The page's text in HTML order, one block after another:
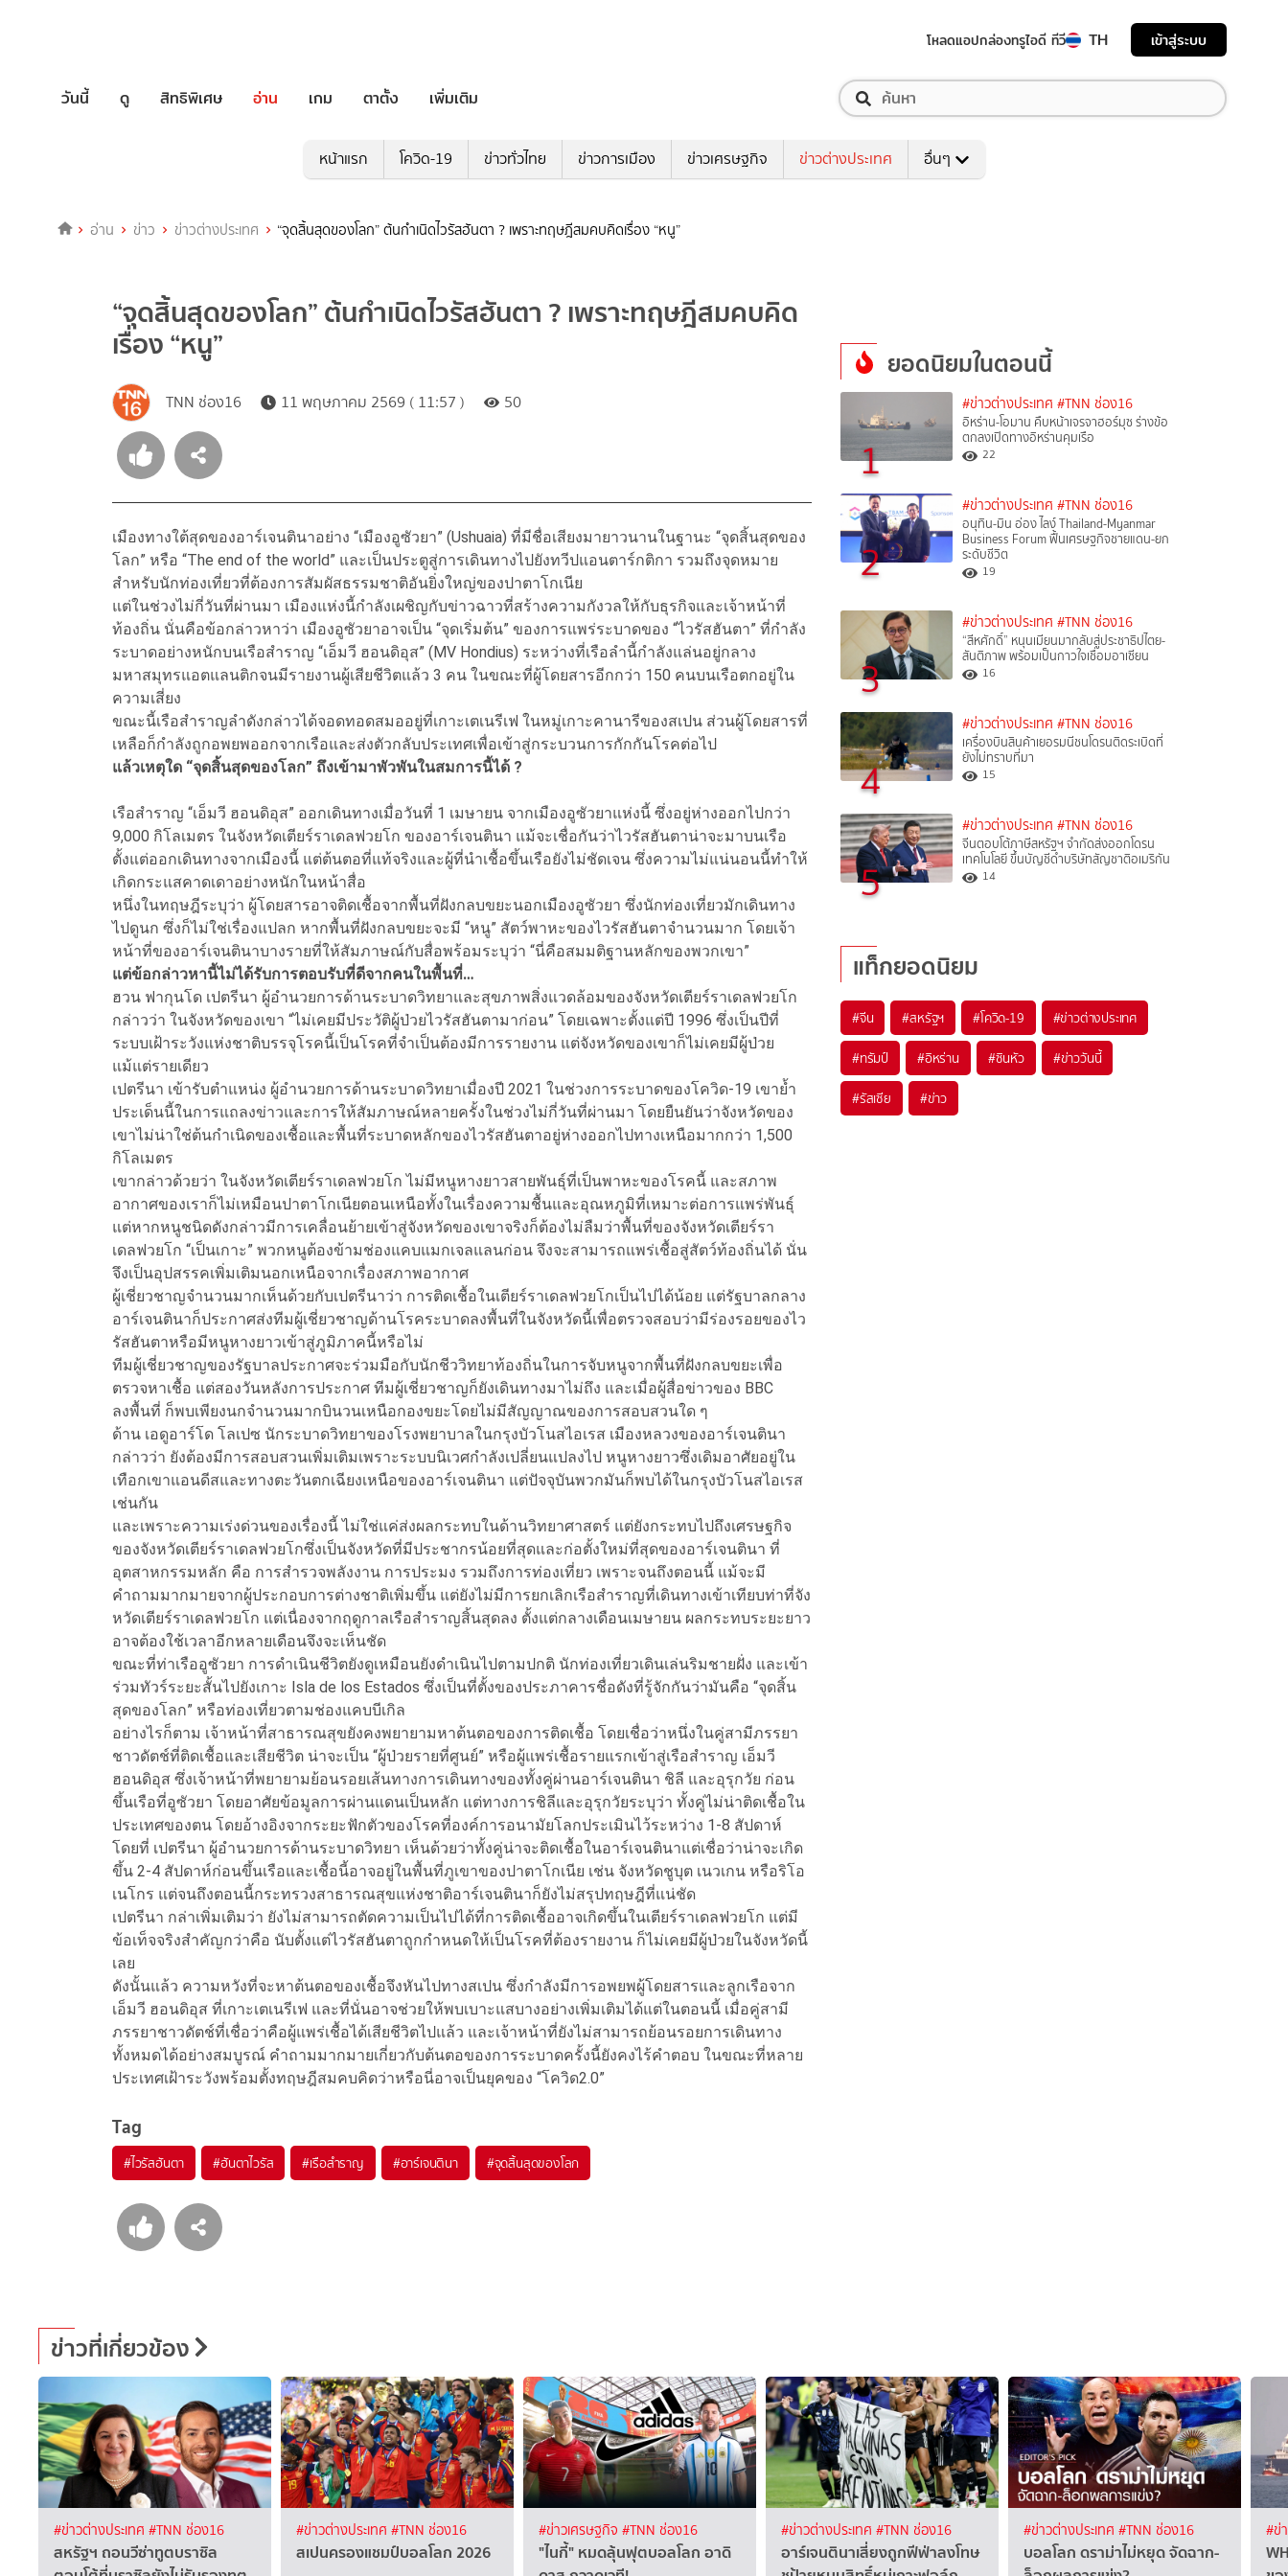
โหลดแอปกล่องทรูไอดี ทีวี TH เข้าสู่ระบบ
วันนี้ ดู สิทธิพิเศษ อ่าน เกม ตาตั้ง เพิ่มเติม
หน้าแรก โควิด-19 ข่าวทั่วไทย ข่าวการเมือง ข่าวเศรษฐกิจ ข่าวต่างประเทศ อื่นๆ
อ่าน ข่าว ข่าวต่างประเทศ “จุดสิ้นสุดของโลก” ต้นกำเนิดไวรัสฮันตา ? เพราะทฤษฎีสมคบคิดเรื่อง “หนู”
“จุดสิ้นสุดของโลก” ต้นกำเนิดไวรัสฮันตา ? เพราะทฤษฎีสมคบคิด
เรื่อง “หนู”
TNN ช่อง16 11 พฤษภาคม 2569 ( 11:57 ) 50
เมืองทางใต้สุดของอาร์เจนตินาอย่าง “เมืองอูซัวยา” (Ushuaia) ที่มีชื่อเสียงมายาวนานในฐานะ “จุดสิ้นสุดของ
โลก” หรือ “The end of the world” และเป็นประตูสู่การเดินทางไปยังทวีปแอนตาร์กติกา รวมถึงจุดหมาย
สำหรับนักท่องเที่ยวที่ต้องการสัมผัสธรรมชาติอันยิ่งใหญ่ของปาตาโกเนีย
แต่ในช่วงไม่กี่วันที่ผ่านมา เมืองแห่งนี้กำลังเผชิญกับข่าวฉาวที่สร้างความกังวลให้กับธุรกิจและเจ้าหน้าที่
ท้องถิ่น นั่นคือข้อกล่าวหาว่า เมืองอูซัวยาอาจเป็น “จุดเริ่มต้น” ของการแพร่ระบาดของ “ไวรัสฮันตา” ที่กำลัง
ระบาดอย่างหนักบนเรือสำราญ “เอ็มวี ฮอนดิอุส” (MV Hondius) ระหว่างที่เรือลำนี้กำลังแล่นอยู่กลาง
มหาสมุทรแอตแลนติกจนมีรายงานผู้เสียชีวิตแล้ว 3 คน ในขณะที่ผู้โดยสารอีกกว่า 150 คนบนเรือตกอยู่ใน
ความเสี่ยง
ขณะนี้เรือสำราญลำดังกล่าวได้จอดทอดสมออยู่ที่เกาะเตเนรีเฟ ในหมู่เกาะคานารีของสเปน ส่วนผู้โดยสารที่
เหลือก็กำลังถูกอพยพออกจากเรือและส่งตัวกลับประเทศเพื่อเข้าสู่กระบวนการกักกันโรคต่อไป
แล้วเหตุใด “จุดสิ้นสุดของโลก” ถึงเข้ามาพัวพันในสมการนี้ได้ ?
เรือสำราญ “เอ็มวี ฮอนดิอุส” ออกเดินทางเมื่อวันที่ 1 เมษายน จากเมืองอูซัวยาแห่งนี้ ซึ่งอยู่ห่างออกไปกว่า
9,000 กิโลเมตร ในจังหวัดเตียร์ราเดลฟวยโก ของอาร์เจนตินา แม้จะเชื่อกันว่าไวรัสฮันตาน่าจะมาบนเรือ
ตั้งแต่ออกเดินทางจากเมืองนี้ แต่ต้นตอที่แท้จริงและผู้ที่นำเชื้อขึ้นเรือยังไม่ชัดเจน ซึ่งความไม่แน่นอนนี้ทำให้
เกิดกระแสคาดเดาอย่างหนักในหน้าสื่อ
หนึ่งในทฤษฎีระบุว่า ผู้โดยสารอาจติดเชื้อจากพื้นที่ฝังกลบขยะนอกเมืองอูซัวยา ซึ่งนักท่องเที่ยวมักเดินทาง
ไปดูนก ซึ่งก็ไม่ใช่เรื่องแปลก หากพื้นที่ฝังกลบขยะจะมี “หนู” สัตว์พาหะของไวรัสฮันตาจำนวนมาก โดยเจ้า
หน้าที่ของอาร์เจนตินาบางรายที่ให้สัมภาษณ์กับสื่อพร้อมระบุว่า “นี่คือสมมติฐานหลักของพวกเขา”
แต่ข้อกล่าวหานี้ไม่ได้รับการตอบรับที่ดีจากคนในพื้นที่…
ฮวน ฟากุนโด เปตรีนา ผู้อำนวยการด้านระบาดวิทยาและสุขภาพสิ่งแวดล้อมของจังหวัดเตียร์ราเดลฟวยโก
กล่าวว่า ในจังหวัดของเขา “ไม่เคยมีประวัติผู้ป่วยไวรัสฮันตามาก่อน” โดยเฉพาะตั้งแต่ปี 1996 ซึ่งเป็นปีที่
ระบบเฝ้าระวังแห่งชาติบรรจุโรคนี้เป็นโรคที่จำเป็นต้องมีการรายงาน แต่จังหวัดของเขาก็ไม่เคยมีผู้ป่วย
แม้แต่รายเดียว
เปตรีนา เข้ารับตำแหน่ง ผู้อำนวยการด้านระบาดวิทยาเมื่องปี 2021 ในช่วงการระบาดของโควิด-19 เขาย้ำ
ประเด็นนี้ในการแถลงข่าวและการให้สัมภาษณ์หลายครั้งในช่วงไม่กี่วันที่ผ่านมา โดยยืนยันว่าจังหวัดของ
เขาไม่น่าใช่ต้นกำเนิดของเชื้อและพื้นที่ระบาดหลักของไวรัสฮันตาอยู่ห่างออกไปทางเหนือมากกว่า 1,500
กิโลเมตร
เขากล่าวด้วยว่า ในจังหวัดเตียร์ราเดลฟวยโก ไม่มีหนูหางยาวสายพันธุ์ที่เป็นพาหะของโรคนี้ และสภาพ
อากาศของเราก็ไม่เหมือนปาตาโกเนียตอนเหนือทั้งในเรื่องความชื้นและอุณหภูมิที่เหมาะต่อการแพร่พันธุ์
แต่หากหนูชนิดดังกล่าวมีการเคลื่อนย้ายเข้าสู่จังหวัดของเขาจริงก็ต้องไม่ลืมว่าพื้นที่ของจังหวัดเตียร์รา
เดลฟวยโก “เป็นเกาะ” พวกหนูต้องข้ามช่องแคบแมกเจลแลนก่อน จึงจะสามารถแพร่เชื้อสู่สัตว์ท้องถิ่นได้ นั่น
จึงเป็นอุปสรรคเพิ่มเติมนอกเหนือจากเรื่องสภาพอากาศ
ผู้เชี่ยวชาญจำนวนมากเห็นด้วยกับเปตรีนาว่า การติดเชื้อในเตียร์ราเดลฟวยโกเป็นไปได้น้อย แต่รัฐบาลกลาง
อาร์เจนตินาก็ประกาศส่งทีมผู้เชี่ยวชาญด้านโรคระบาดลงพื้นที่ในจังหวัดนี้เพื่อตรวจสอบว่ามีร่องรอยของไว
รัสฮันตาหรือมีหนูหางยาวเข้าสู่ภูมิภาคนี้หรือไม่
ทีมผู้เชี่ยวชาญของรัฐบาลประกาศจะร่วมมือกับนักชีววิทยาท้องถิ่นในการจับหนูจากพื้นที่ฝังกลบขยะเพื่อ
ตรวจหาเชื้อ แต่สองวันหลังการประกาศ ทีมผู้เชี่ยวชาญก็ยังเดินทางมาไม่ถึง และเมื่อผู้สื่อข่าวของ BBC
ลงพื้นที่ ก็พบเพียงนกจำนวนมากบินวนเหนือกองขยะโดยไม่มีสัญญาณของการสอบสวนใด ๆ
ด้าน เอดูอาร์โด โลเปซ นักระบาดวิทยาของโรงพยาบาลในกรุงบัวโนสไอเรส เมืองหลวงของอาร์เจนตินา
กล่าวว่า ยังต้องมีการสอบสวนเพิ่มเติมเพราะระบบนิเวศกำลังเปลี่ยนแปลงไป หนูหางยาวซึ่งเดิมอาศัยอยู่ใน
เทือกเขาแอนดีสและทางตะวันตกเฉียงเหนือของอาร์เจนตินา แต่ปัจจุบันพวกมันก็พบได้ในกรุงบัวโนสไอเรส
เช่นกัน
และเพราะความเร่งด่วนของเรื่องนี้ ไม่ใช่แค่ส่งผลกระทบในด้านวิทยาศาสตร์ แต่ยังกระทบไปถึงเศรษฐกิจ
ของจังหวัดเตียร์ราเดลฟวยโกซึ่งเป็นจังหวัดที่มีประชากรน้อยที่สุดและก่อตั้งใหม่ที่สุดของอาร์เจนตินา ที่
อุตสาหกรรมหลัก คือ การสำรวจพลังงาน การประมง รวมถึงการท่องเที่ยว เพราะจนถึงตอนนี้ แม้จะมี
คำถามมากมายจากผู้ประกอบการต่างชาติเพิ่มขึ้น แต่ยังไม่มีการยกเลิกเรือสำราญที่เดินทางเข้าเทียบท่าที่จัง
หวัดเตียร์ราเดลฟวยโก แต่เนื่องจากฤดูกาลเรือสำราญสิ้นสุดลง ตั้งแต่กลางเดือนเมษายน ผลกระทบระยะยาว
อาจต้องใช้เวลาอีกหลายเดือนจึงจะเห็นชัด
ขณะที่ท่าเรืออูซัวยา การดำเนินชีวิตยังดูเหมือนยังดำเนินไปตามปกติ นักท่องเที่ยวเดินเล่นริมชายฝั่ง และเข้า
ร่วมทัวร์ระยะสั้นไปยังเกาะ Isla de los Estados ซึ่งเป็นที่ตั้งของประภาคารชื่อดังที่รู้จักกันว่ามันคือ “จุดสิ้น
สุดของโลก” หรือท่องเที่ยวตามช่องแคบบีเกิล
อย่างไรก็ตาม เจ้าหน้าที่สาธารณสุขยังคงพยายามหาต้นตอของการติดเชื้อ โดยเชื่อว่าหนึ่งในคู่สามีภรรยา
ชาวดัตช์ที่ติดเชื้อและเสียชีวิต น่าจะเป็น “ผู้ป่วยรายที่ศูนย์” หรือผู้แพร่เชื้อรายแรกเข้าสู่เรือสำราญ เอ็มวี
ฮอนดิอุส ซึ่งเจ้าหน้าที่พยายามย้อนรอยเส้นทางการเดินทางของทั้งคู่ผ่านอาร์เจนตินา ชิลี และอุรุกวัย ก่อน
ขึ้นเรือที่อูซัวยา โดยอาศัยข้อมูลการผ่านแดนเป็นหลัก แต่ทางการชิลีและอุรุกวัยระบุว่า ทั้งคู่ไม่น่าติดเชื้อใน
ประเทศของตน โดยอ้างอิงจากระยะฟักตัวของโรคที่องค์การอนามัยโลกประเมินไว้ระหว่าง 1-8 สัปดาห์
โดยที่ เปตรีนา ผู้อำนวยการด้านระบาดวิทยา เห็นด้วยว่าทั้งคู่น่าจะติดเชื้อในอาร์เจนตินาแต่เชื่อว่าน่าจะเกิด
ขึ้น 2-4 สัปดาห์ก่อนขึ้นเรือและเชื้อนี้อาจอยู่ในพื้นที่ภูเขาของปาตาโกเนีย เช่น จังหวัดชูบุต เนวเกน หรือริโอ
เนโกร แต่จนถึงตอนนี้กระทรวงสาธารณสุขแห่งชาติอาร์เจนตินาก็ยังไม่สรุปทฤษฎีที่แน่ชัด
เปตรีนา กล่าเพิ่มเติมว่า ยังไม่สามารถตัดความเป็นไปได้ที่การติดเชื้ออาจเกิดขึ้นในเตียร์ราเดลฟวยโก แต่มี
ข้อเท็จจริงสำคัญกว่าคือ นับตั้งแต่ไวรัสฮันตาถูกกำหนดให้เป็นโรคที่ต้องรายงาน ก็ไม่เคยมีผู้ป่วยในจังหวัดนี้
เลย
ดังนั้นแล้ว ความหวังที่จะหาต้นตอของเชื้อจึงหันไปทางสเปน ซึ่งกำลังมีการอพยพผู้โดยสารและลูกเรือจาก
เอ็มวี ฮอนดิอุส ที่เกาะเตเนรีเฟ และที่นั่นอาจช่วยให้พบเบาะแสบางอย่างเพิ่มเติมได้แต่ในตอนนี้ เมื่อคู่สามี
ภรรยาชาวดัตช์ที่เชื่อว่าคือผู้แพร่เชื้อได้เสียชีวิตไปแล้ว และเจ้าหน้าที่ยังไม่สามารถย้อนรอยการเดินทาง
ทั้งหมดได้อย่างสมบูรณ์ คำถามมากมายเกี่ยวกับต้นตอของการระบาดครั้งนี้ยังคงไร้คำตอบ ในขณะที่หลาย
ประเทศเฝ้าระวังพร้อมตั้งทฤษฎีสมคบคิดว่าหรือนี่อาจเป็นยุคของ “โควิด2.0”
Tag
#ไวรัสฮันตา #ฮันตาไวรัส #เรือสำราญ #อาร์เจนตินา #จุดสิ้นสุดของโลก
ยอดนิยมในตอนนี้
1
#ข่าวต่างประเทศ #TNN ช่อง16
อิหร่าน-โอมาน คืบหน้าเจรจาฮอร์มุซ ร่างข้อ
ตกลงเปิดทางอิหร่านคุมเรือ
22
2
#ข่าวต่างประเทศ #TNN ช่อง16
อนุทิน-มิน อ่อง ไลง์ Thailand-Myanmar
Business Forum ฟื้นเศรษฐกิจชายแดน-ยก
ระดับชีวิต
19
3
#ข่าวต่างประเทศ #TNN ช่อง16
“สีหศักดิ์”​ หนุนเมียนมากลับสู่ประชาธิปไตย-
สันติภาพ พร้อมเป็นกาวใจเชื่อมอาเซียน
16
4
#ข่าวต่างประเทศ #TNN ช่อง16
เครื่องบินสินค้าเยอรมนีชนโดรนติดระเบิดที่
ยังไม่ทราบที่มา
15
5
#ข่าวต่างประเทศ #TNN ช่อง16
จีนตอบโต้ภาษีสหรัฐฯ จำกัดส่งออกโดรน
เทคโนโลยี ขึ้นบัญชีดำบริษัทสัญชาติอเมริกัน
14
แท็กยอดนิยม
#จีน #สหรัฐฯ #โควิด-19 #ข่าวต่างประเทศ
#ทรัมป์ #อิหร่าน #ซินหัว #ข่าววันนี้
#รัสเซีย #ข่าว
ข่าวที่เกี่ยวข้อง
#ข่าวต่างประเทศ #TNN ช่อง16
สหรัฐฯ ถอนวีซ่าทูตบราซิล
#ข่าวต่างประเทศ #TNN ช่อง16
สเปนครองแชมป์บอลโลก 2026
#ข่าวเศรษฐกิจ #TNN ช่อง16
"ไนกี้" หมดลุ้นฟุตบอลโลก อาดิ
#ข่าวต่างประเทศ #TNN ช่อง16
อาร์เจนตินาเสี่ยงถูกฟีฟ่าลงโทษ
#ข่าวต่างประเทศ #TNN ช่อง16
บอลโลก ดราม่าไม่หยุด จัดฉาก-
#ข่